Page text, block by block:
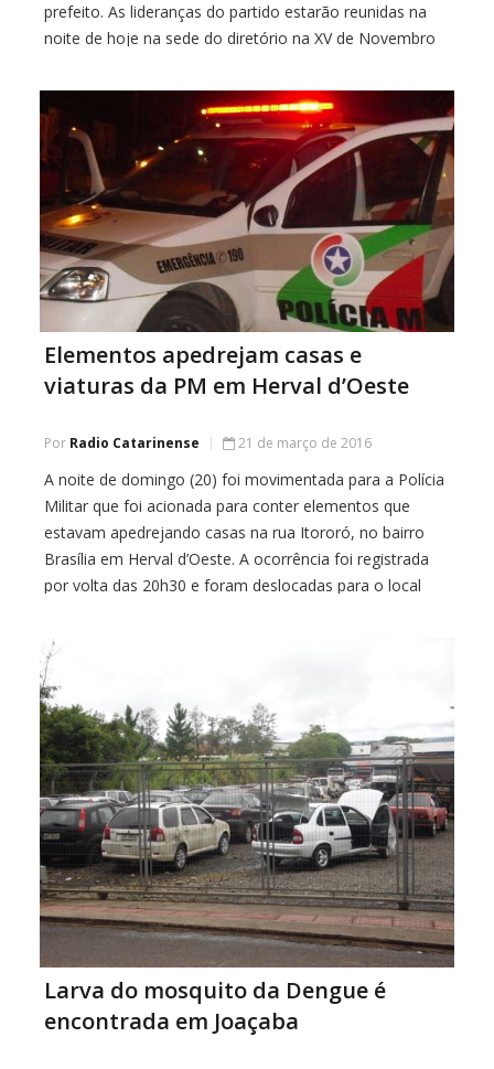
prefeito. As lideranças do partido estarão reunidas na
noite de hoje na sede do diretório na XV de Novembro
sigla, Jorge Ronaldo […]
Elementos apedrejam casas e
viaturas da PM em Herval d’Oeste
Por Radio Catarinense 21 de março de 2016
A noite de domingo (20) foi movimentada para a Polícia
Militar que foi acionada para conter elementos que
estavam apedrejando casas na rua Itororó, no bairro
Brasília em Herval d’Oeste. A ocorrência foi registrada
por volta das 20h30 e foram deslocadas para o local
bairro as […]
Larva do mosquito da Dengue é
encontrada em Joaçaba